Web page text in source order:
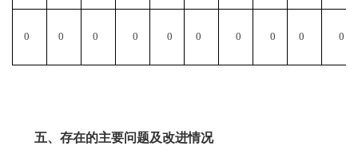
0 0 0 0 0 0 0 0 0 0
五、存在的主要问题及改进情况